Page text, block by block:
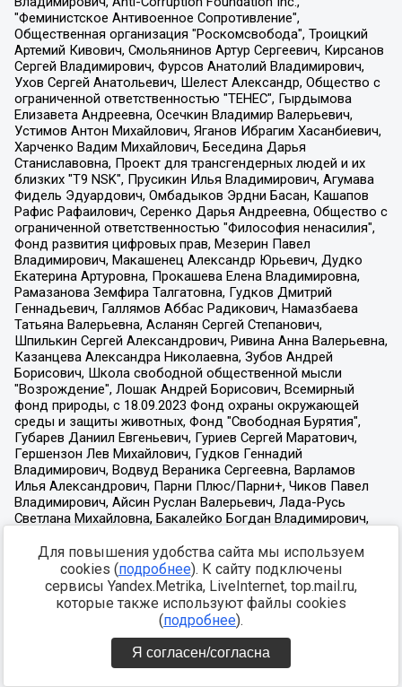
Для повышения удобства сайта мы используем
cookies (подробнее). К сайту подключены
сервисы Yandex.Metrika, LiveInternet, top.mail.ru,
которые также используют файлы cookies
(подробнее).
Я согласен/согласна